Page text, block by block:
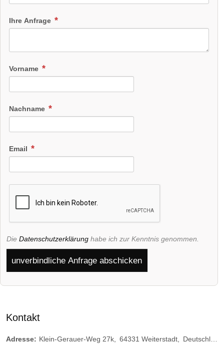
Ihre Anfrage
Vorname
Nachname
Email
Die Datenschutzerklärung habe ich zur Kenntnis genommen.
unverbindliche Anfrage abschicken
Kontakt
Adresse: Klein-Gerauer-Weg 27k 64331 Weiterstadt
Deutschland